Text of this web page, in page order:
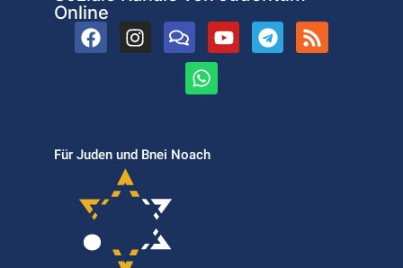
Online
Für Juden und Bnei Noach